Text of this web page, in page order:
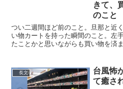
きて、
のこと
つい二週間ほど前のこと。旦那と近
い物カートを持った瞬間のこと。左
たことかと思いながらも買い物を済
長文
台風怖
て癒さ